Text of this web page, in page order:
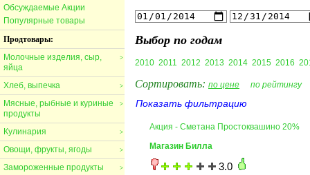
Обсуждаемые Акции
Популярные товары
Продтовары:
>
Молочные изделия, сыр,
яйца
>
Хлеб, выпечка
>
Мясные, рыбные и куриные
продукты
>
Кулинария
>
Овощи, фрукты, ягоды
>
Замороженные продукты
Выбор по годам
2010 2011 2012 2013 2014 2015 2016
Сортировать: по цене по рейтингу
Показать фильтрацию
Акция - Сметана Простоквашино 20%
Магазин Билла
3.0